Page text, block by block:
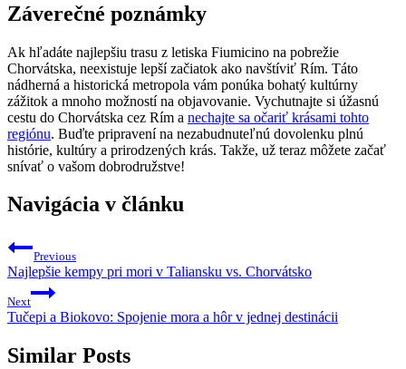
Záverečné poznámky
Ak hľadáte najlepšiu trasu z letiska Fiumicino na pobrežie
Chorvátska, neexistuje lepší začiatok ako navštíviť Rím. Táto
nádherná a historická metropola vám ponúka bohatý kultúrny
zážitok a mnoho možností na objavovanie. Vychutnajte si úžasnú
cestu do Chorvátska cez Rím a nechajte sa očariť krásami tohto
regiónu. Buďte pripravení na nezabudnuteľnú dovolenku plnú
histórie, kultúry a prirodzených krás. Takže, už teraz môžete začať
snívať o vašom dobrodružstve!
Navigácia v článku
Previous
Najlepšie kempy pri mori v Taliansku vs. Chorvátsko
Next
Tučepi a Biokovo: Spojenie mora a hôr v jednej destinácii
Similar Posts